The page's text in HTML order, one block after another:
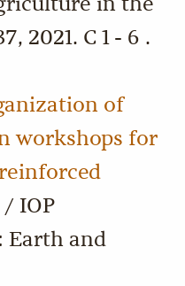
in the
2021. С 1 - 6 .
of
workshops for
/ IOP
Earth and